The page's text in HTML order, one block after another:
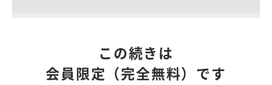
この続きは
会員限定（完全無料）です